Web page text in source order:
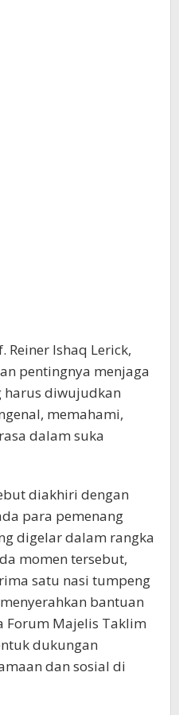
Reiner Ishaq Lerick,
pentingnya menjaga
harus diwujudkan
memahami,
dalam suka
diakhiri dengan
para pemenang
digelar dalam rangka
momen tersebut,
satu nasi tumpeng
bantuan
Forum Majelis Taklim
dukungan
dan sosial di